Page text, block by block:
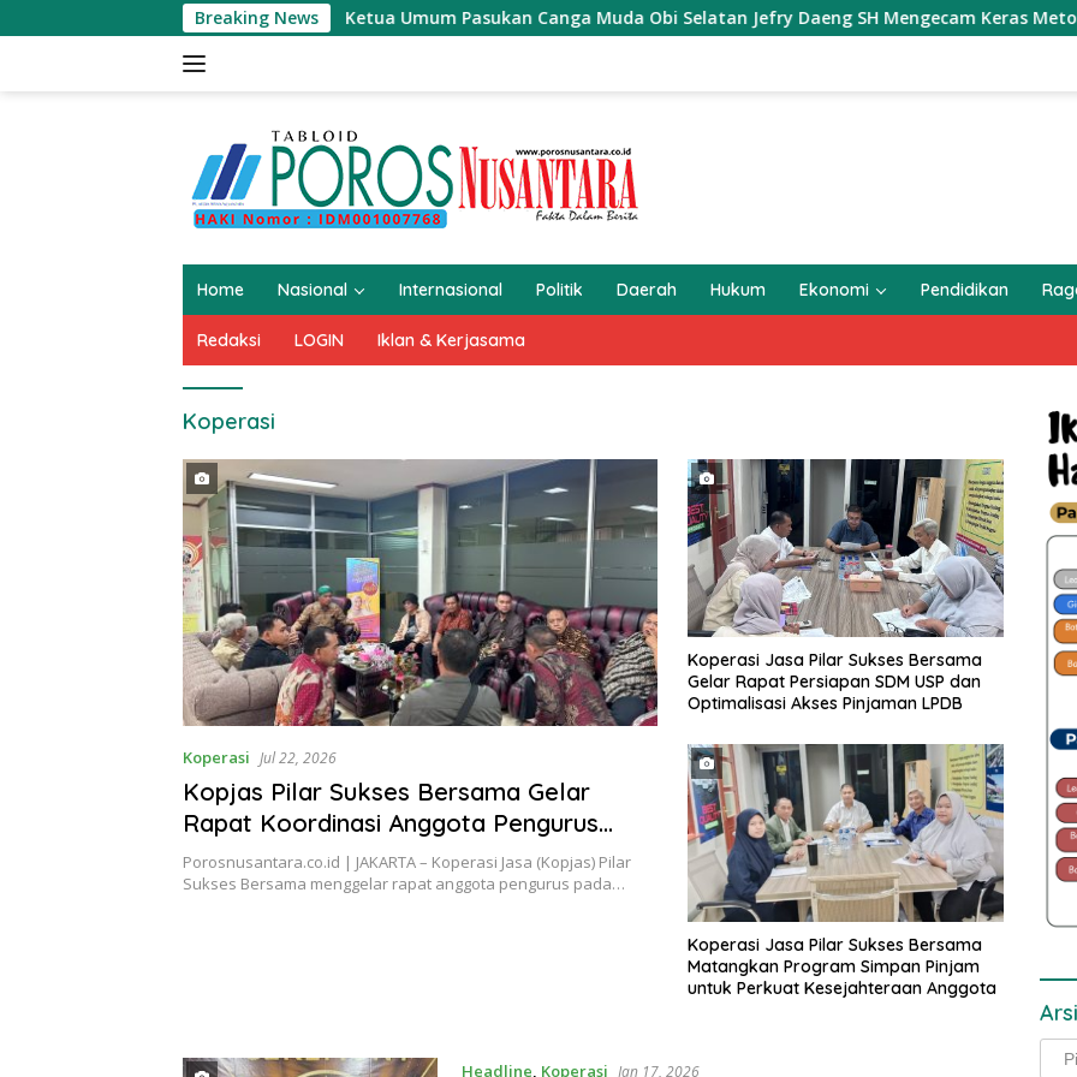
ke
Breaking News
Ketua Umum Pasukan Canga Muda Obi Selatan Jefry Daeng SH Mengecam Keras Metode
Home Nasional Internasional Politik Daerah Hukum Ekonomi Pendidikan
Redaksi LOGIN Iklan & Kerjasama
Koperasi
Koperasi Jul 22, 2026
Kopjas Pilar Sukses Bersama Gelar
Rapat Koordinasi Anggota Pengurus
Bahas Keberlanjutan Organisasi
Porosnusantara.co.id | JAKARTA – Koperasi Jasa (Kopjas) Pilar
Sukses Bersama menggelar rapat anggota pengurus pada…
Koperasi Jasa Pilar Sukses Bersama
Gelar Rapat Persiapan SDM USP dan
Optimalisasi Akses Pinjaman LPDB
Koperasi Jasa Pilar Sukses Bersama
Matangkan Program Simpan Pinjam
untuk Perkuat Kesejahteraan Anggota
Headline, Koperasi Jan 17, 2026
Arsip